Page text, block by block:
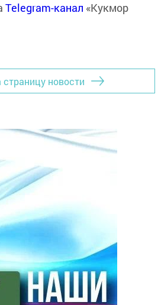
Telegram-канал «Кукмор
страницу новости